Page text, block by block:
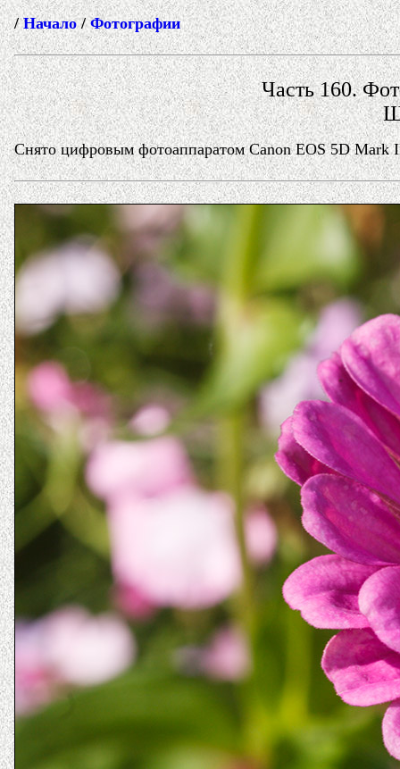
/Начало/Фотографии
Часть 160.
Снято цифровым фотоаппаратом Canon EOS 5D Mark II